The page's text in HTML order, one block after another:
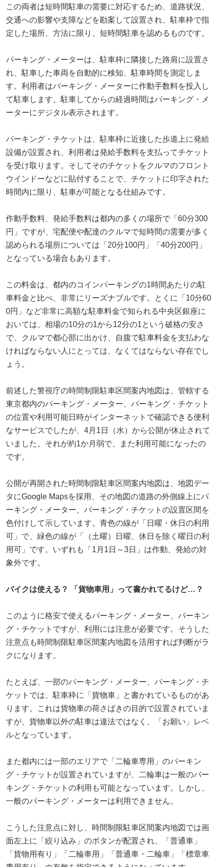
この両者は短時間駐車の需要に対応するため、道路状況、
交通への影響や支障などを勘案して設置され、駐車枠で指
定した場所、方法に限り、短時間駐車を認めるものです。
パーキング・メーターは、駐車枠に隣接した路肩に設置さ
れ、駐車した車両を自動的に検知、駐車時間を測定しま
す。利用者はパーキング・メーターに作動手数料を投入し
て駐車します。駐車してからの経過時間はパーキング・メ
ーターにデジタル表示されます。
パーキング・チケットは、駐車枠に近接した歩道上に発給
設備が設置され、利用者は発給手数料を支払ってチケット
を受け取ります。そしてそのチケットをクルマのフロント
ウインドーなどに貼付することで、チケットに印字された
時間内に限り、駐車が可能となる仕組みです。
作動手数料、発給手数料は都内の多くの場所で「60分300
円」ですが、宅配便や配達のクルマで短時間の需要が多く
認められる場所については「20分100円」「40分200円」
となっている場合もあります。
この料金は、都内のコインパーキングの1時間あたりの駐
車料金と比べ、非常にリーズナブルです。とくに「10分60
0円」など非常に高額な駐車料金で知られる中央区銀座に
おいては、相場の10分の1から12分の1という破格の安さ
で、クルマで都心部に出かけ、自腹で駐車料金を支払わな
ければならない人にとっては、なくてはならない存在でし
ょう。
前述した警視庁の時間制限駐車区間案内地図は、管轄する
東京都内のパーキング・メーター、パーキング・チケット
の位置や利用可能日時がインターネットで確認できる便利
なサービスでしたが、4月1日（水）から公開が休止されて
いました。それが約1か月弱で、また利用可能になったの
です。
公開が再開された時間制限駐車区間案内地図は、地図デー
タにGoogle Mapsを採用、その地図の道路の外側線上にパ
ーキング・メーター、パーキング・チケットの設置区間を
色付けして示しています。青色の線が「日曜・休日の利用
可」で、緑色の線が「（土曜）日曜、休日を除く曜日の利
用可」です。いずれも「1月1日～3日」は作動、発給の対
象外です。
バイクは使える？ 「貨物車用」って書かれてるけど…？
このように格安で使えるパーキング・メーター、パーキン
グ・チケットですが、利用には注意が必要です。そうした
注意点も時間制限駐車区間案内地図を活用すれば判断がラ
クになります。
たとえば、一部のパーキング・メーター、パーキング・チ
ケットでは、駐車枠に「貨物車」と書かれているものがあ
ります。これは貨物車の荷さばきの目的で設置されていま
すが、貨物車以外の駐車は違法ではなく、「お願い」レベ
ルとなっています。
また都内には一部のエリアで「二輪車専用」のパーキン
グ・チケットが設置されていますが、二輪車は一般のパー
キング・チケットの利用も可能となっています。しかし、
一般のパーキング・メーターは利用できません。
こうした注意点に対し、時間制限駐車区間案内地図では画
面左上に「絞り込み」のボタンが配置され、「普通車」
「貨物用有り」「二輪車用」「普通車・二輪車」「標章車